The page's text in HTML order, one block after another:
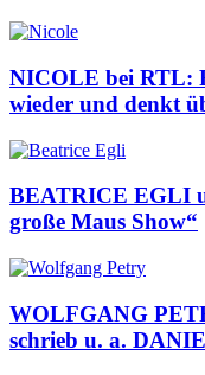
NICOLE bei RTL:
wieder und denkt
BEATRICE EGLI
große Maus Show“
WOLFGANG
schrieb u. a.